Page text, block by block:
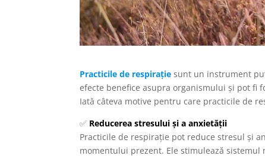
Practicile de respirație sunt un instrument
efecte benefice asupra organismului și pot fi
Iată câteva motive pentru care practicile de
✅ Reducerea stresului și a anxietății
Practicile de respirație pot reduce stresul și
momentului prezent. Ele stimulează